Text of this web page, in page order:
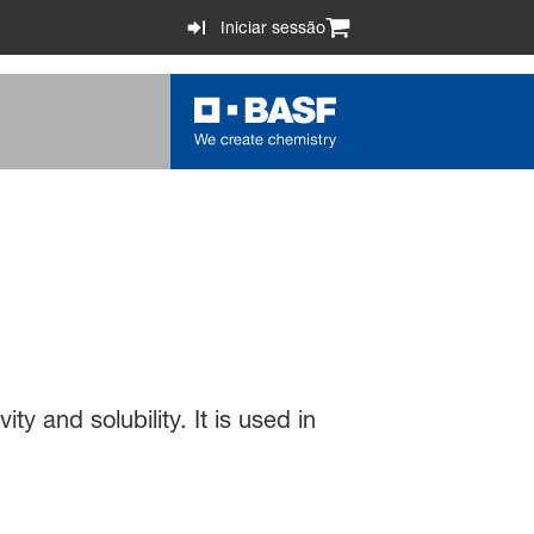
Iniciar sessão
and solubility. It is used in